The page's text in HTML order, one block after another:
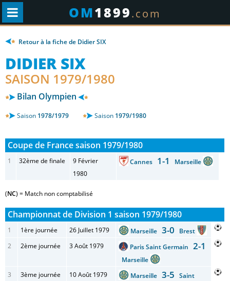
OM1899.com
Retour à la fiche de Didier SIX
DIDIER SIX
SAISON 1979/1980
Bilan Olympien
Saison 1978/1979 Saison 1979/1980
Coupe de France saison 1979/1980
1 32ème de finale
9 Février
1980
Cannes 1-1 Marseille
(NC) = Match non comptabilisé
Championnat de Division 1 saison 1979/1980
1 1ère journée 26 Juillet 1979 Marseille 3-0 Brest
2
2ème journée 3 Août 1979 Paris Saint Germain 2-1
Marseille
3
3ème journée 10 Août 1979 Marseille 3-5 Saint